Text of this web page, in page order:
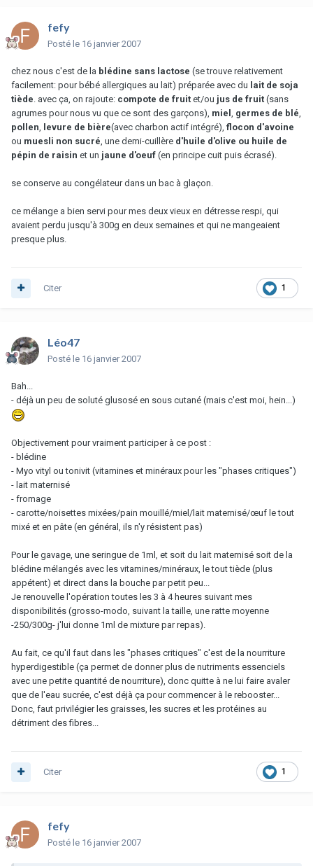
fefy
Posté le 16 janvier 2007
chez nous c'est de la blédine sans lactose (se trouve relativement
facilement: pour bébé allergiques au lait) préparée avec du lait de soja
tiède. avec ça, on rajoute: compote de fruit et/ou jus de fruit (sans
agrumes pour nous vu que ce sont des garçons), miel , germes de blé,
pollen, levure de bière(avec charbon actif intégré), flocon d'avoine
ou muesli non sucré, une demi-cuillère d'huile d'olive ou huile de
pépin de raisin et un jaune d'oeuf (en principe cuit puis écrasé).
se conserve au congélateur dans un bac à glaçon.
ce mélange a bien servi pour mes deux vieux en détresse respi, qui
avaient perdu jusqu'à 300g en deux semaines et qui ne mangeaient
presque plus.
1
Citer
Léo47
Posté le 16 janvier 2007
Bah...
- déjà un peu de soluté glusosé en sous cutané (mais c'est moi, hein...)
Objectivement pour vraiment participer à ce post :
- blédine
- Myo vityl ou tonivit (vitamines et minéraux pour les "phases critiques")
- lait maternisé
- fromage
- carotte/noisettes mixées/pain mouillé/miel/lait maternisé/œuf le tout
mixé et en pâte (en général, ils n'y résistent pas)
Pour le gavage, une seringue de 1ml, et soit du lait maternisé soit de la
blédine mélangés avec les vitamines/minéraux, le tout tiède (plus
appétent) et direct dans la bouche par petit peu...
Je renouvelle l'opération toutes les 3 à 4 heures suivant mes
disponibilités (grosso-modo, suivant la taille, une ratte moyenne
-250/300g- j'lui donne 1ml de mixture par repas).
Au fait, ce qu'il faut dans les "phases critiques" c'est de la nourriture
hyperdigestible (ça permet de donner plus de nutriments essenciels
avec une petite quantité de nourriture), donc quitte à ne lui faire avaler
que de l'eau sucrée, c'est déjà ça pour commencer à le rebooster...
Donc, faut privilégier les graisses, les sucres et les protéines au
détriment des fibres...
1
Citer
fefy
Posté le 16 janvier 2007